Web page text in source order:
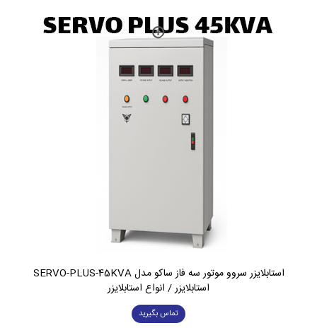
استابلایزر سروو موتور سه فاز ساکو مدل SERVO-PLUS-45KVA
استابلایزر / انواع استابلایزر
تماس بگیرید